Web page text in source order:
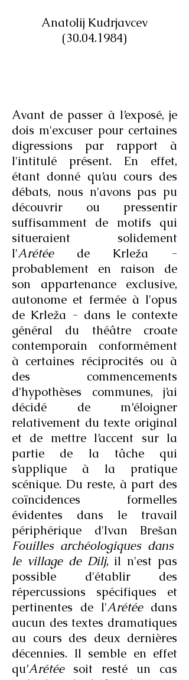
Anatolij Kudrjavcev
(30.04.1984)
Avant de passer à l’exposé, je
dois m'excuser pour certaines
digressions par rapport à
l'intitulé présent. En effet,
étant donné qu’au cours des
débats, nous n'avons pas pu
découvrir ou pressentir
suffisamment de motifs qui
situeraient solidement
l'Arétée de Krleža -
probablement en raison de
son appartenance exclusive,
autonome et fermée à l'opus
de Krleža - dans le contexte
général du théâtre croate
contemporain conformément
à certaines réciprocités ou à
des commencements
d'hypothèses communes, j’ai
décidé de m’éloigner
relativement du texte original
et de mettre l’accent sur la
partie de la tâche qui
s’applique à la pratique
scénique. Du reste, à part des
coïncidences formelles
évidentes dans le travail
périphérique d'Ivan Brešan
Fouilles archéologiques dans
le village de Dilj, il n'est pas
possible d'établir des
répercussions spécifiques et
pertinentes de l'Arétéedans
aucun des textes dramatiques
au cours des deux dernières
décennies. Il semble en effet
qu’Arétéesoit resté un cas